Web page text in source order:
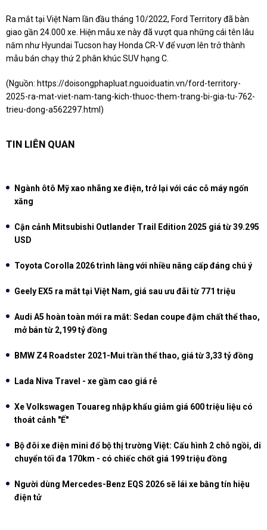
Ra mắt tại Việt Nam lần đầu tháng 10/2022, Ford Territory đã bàn
giao gần 24.000 xe. Hiện mẫu xe này đã vượt qua những cái tên lâu
năm như Hyundai Tucson hay Honda CR-V để vươn lên trở thành
mẫu bán chạy thứ 2 phân khúc SUV hạng C.
(Nguồn: https://doisongphapluat.nguoiduatin.vn/ford-territory-
2025-ra-mat-viet-nam-tang-kich-thuoc-them-trang-bi-gia-tu-762-
trieu-dong-a562297.html )
TIN LIÊN QUAN
Ngành ôtô Mỹ xao nhãng xe điện, trở lại với các cỗ máy ngốn
xăng
Cận cảnh Mitsubishi Outlander Trail Edition 2025 giá từ 39.295
USD
Toyota Corolla 2026 trình làng với nhiều nâng cấp đáng chú ý
Geely EX5 ra mắt tại Việt Nam, giá sau ưu đãi từ 771 triệu
Audi A5 hoàn toàn mới ra mắt: Sedan coupe đậm chất thể thao,
mở bán từ 2,199 tỷ đồng
BMW Z4 Roadster 2021-Mui trần thể thao, giá từ 3,33 tỷ đồng
Lada Niva Travel - xe gầm cao giá rẻ
Xe Volkswagen Touareg nhập khẩu giảm giá 600 triệu liệu có
thoát cảnh "Ế"
Bộ đôi xe điện mini đổ bộ thị trường Việt: Cấu hình 2 chỗ ngồi, di
chuyển tối đa 170km - có chiếc chốt giá 199 triệu đồng
Người dùng Mercedes-Benz EQS 2026 sẽ lái xe bằng tín hiệu
điện tử